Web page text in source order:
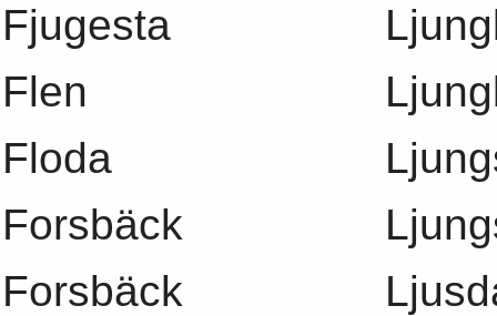
Fjugesta
Flen
Floda
Forsbäck
Forsbäck